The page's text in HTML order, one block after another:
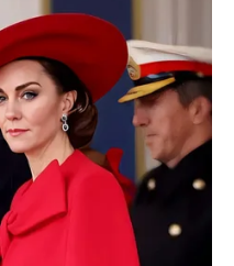
je bilo teže sada donosi